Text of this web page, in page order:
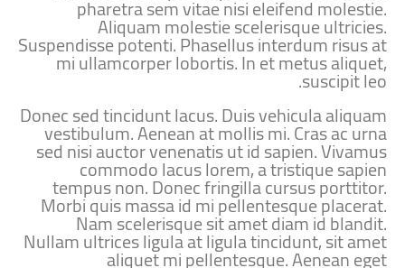
pharetra sem vitae nisi eleifend molestie.
Aliquam molestie scelerisque ultricies.
Suspendisse potenti. Phasellus interdum risus at
mi ullamcorper lobortis. In et metus aliquet,
suscipit leo.
Donec sed tincidunt lacus. Duis vehicula aliquam
vestibulum. Aenean at mollis mi. Cras ac urna
sed nisi auctor venenatis ut id sapien. Vivamus
commodo lacus lorem, a tristique sapien
tempus non. Donec fringilla cursus porttitor.
Morbi quis massa id mi pellentesque placerat.
Nam scelerisque sit amet diam id blandit.
Nullam ultrices ligula at ligula tincidunt, sit amet
aliquet mi pellentesque. Aenean eget